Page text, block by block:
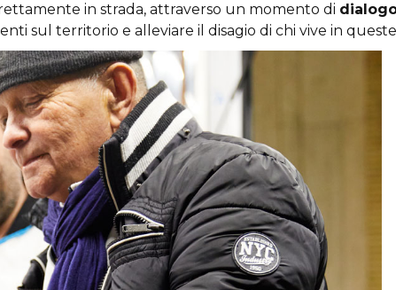
in strada, attraverso un momento di
sul territorio e alleviare il disagio di chi vive in